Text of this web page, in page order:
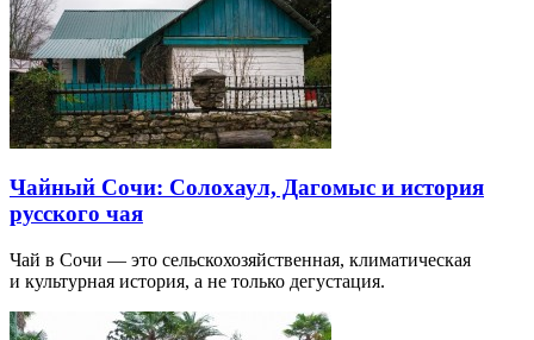
Чайный Сочи: Солохаул, Дагомыс и история
русского чая
Чай в Сочи — это сельскохозяйственная, климатическая
и культурная история, а не только дегустация.